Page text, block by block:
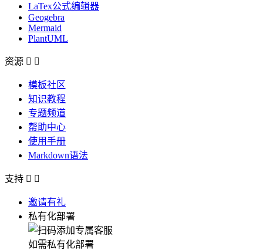
LaTex公式编辑器
Geogebra
Mermaid
PlantUML
资源  
模板社区
知识教程
专题频道
帮助中心
使用手册
Markdown语法
支持  
邀请有礼
私有化部署
如需私有化部署